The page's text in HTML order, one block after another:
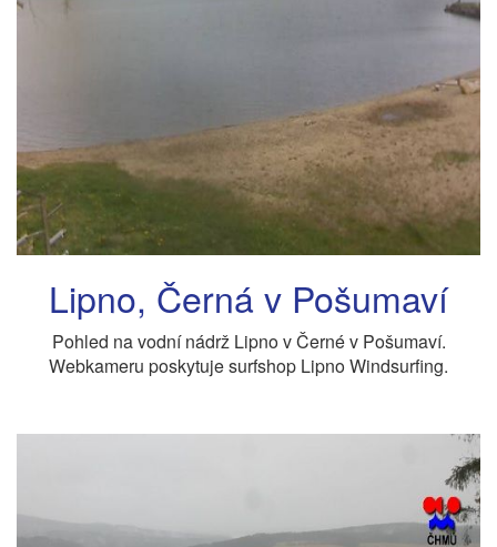
Lipno, Černá v Pošumaví
Pohled na vodní nádrž Lipno v Černé v Pošumaví.
Webkameru poskytuje surfshop Lipno Windsurfing.